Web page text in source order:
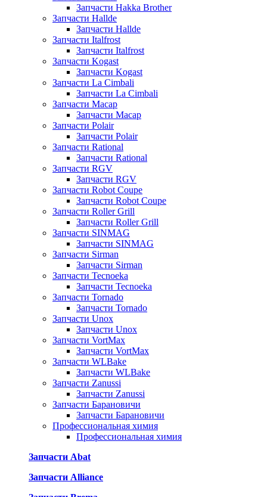
Запчасти Hakka Brother
Запчасти Hallde
Запчасти Hallde
Запчасти Italfrost
Запчасти Italfrost
Запчасти Kogast
Запчасти Kogast
Запчасти La Cimbali
Запчасти La Cimbali
Запчасти Macap
Запчасти Macap
Запчасти Polair
Запчасти Polair
Запчасти Rational
Запчасти Rational
Запчасти RGV
Запчасти RGV
Запчасти Robot Coupe
Запчасти Robot Coupe
Запчасти Roller Grill
Запчасти Roller Grill
Запчасти SINMAG
Запчасти SINMAG
Запчасти Sirman
Запчасти Sirman
Запчасти Tecnoeka
Запчасти Tecnoeka
Запчасти Tornado
Запчасти Tornado
Запчасти Unox
Запчасти Unox
Запчасти VortMax
Запчасти VortMax
Запчасти WLBake
Запчасти WLBake
Запчасти Zanussi
Запчасти Zanussi
Запчасти Барановичи
Запчасти Барановичи
Профессиональная химия
Профессиональная химия
Запчасти Abat
Запчасти Alliance